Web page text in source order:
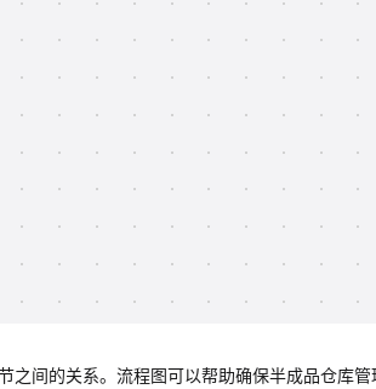
之间的关系。流程图可以帮助确保半成品仓库管